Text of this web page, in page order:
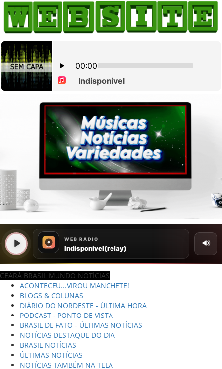
CEARÁ BRASIL MUNDO NOTÍCIAS
ACONTECEU...VIROU MANCHETE!
BLOGS & COLUNAS
DIÁRIO DO NORDESTE - ÚLTIMA HORA
PODCAST - PONTO DE VISTA
BRASIL DE FATO - ÚLTIMAS NOTÍCIAS
NOTÍCIAS DESTAQUE DO DIA
BRASIL NOTÍCIAS
ÚLTIMAS NOTÍCIAS
NOTÍCIAS TAMBÉM NA TELA